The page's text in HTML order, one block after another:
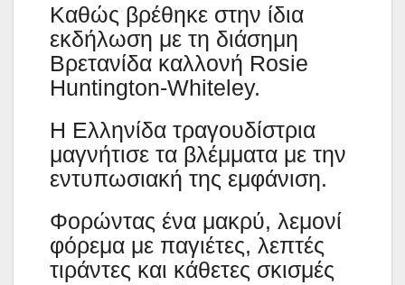
Καθώς βρέθηκε στην ίδια
εκδήλωση με τη διάσημη
Βρετανίδα καλλονή Rosie
Huntington-Whiteley.
Η Ελληνίδα τραγουδίστρια
μαγνήτισε τα βλέμματα με την
εντυπωσιακή της εμφάνιση.
Φορώντας ένα μακρύ, λεμονί
φόρεμα με παγιέτες, λεπτές
τιράντες και κάθετες σκισμές